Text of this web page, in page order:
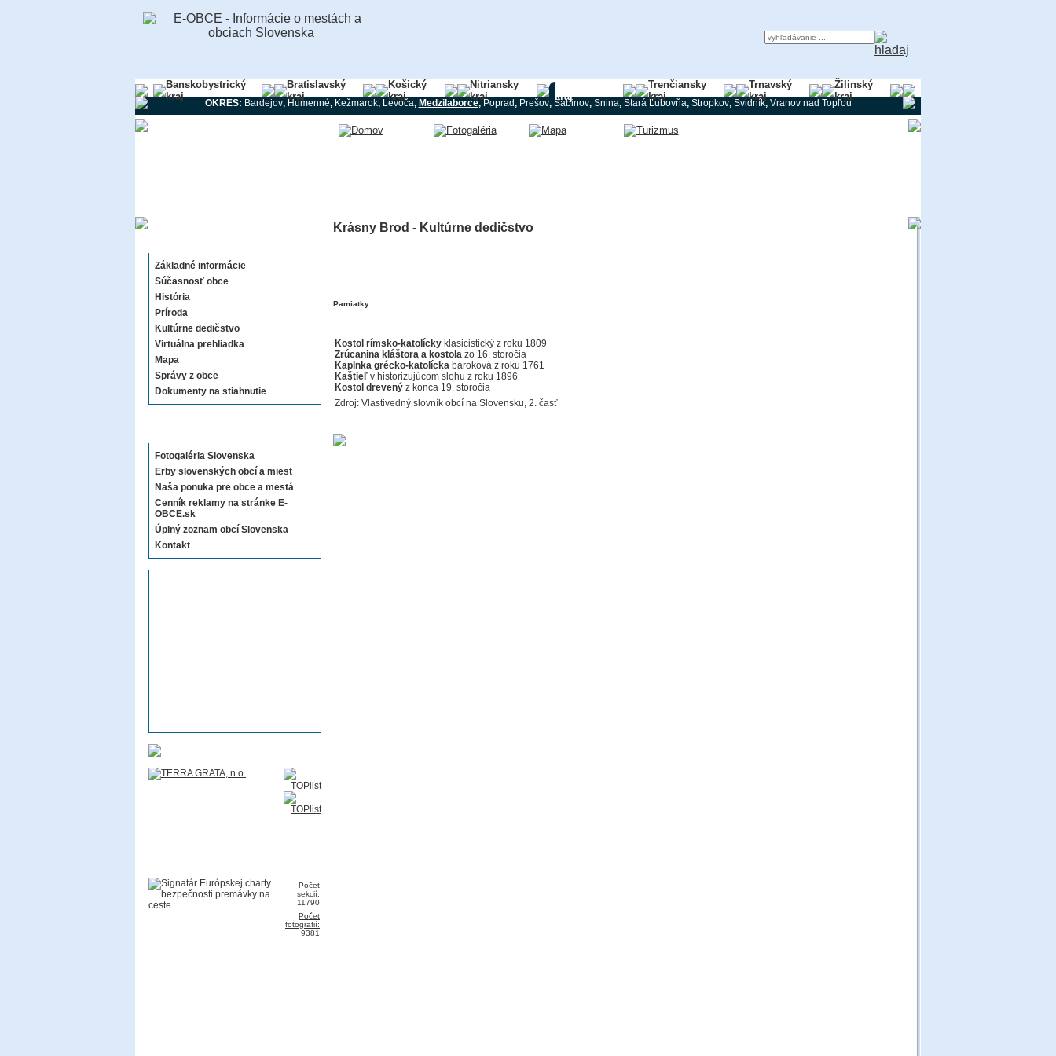
Banskobystrický
kraj
Bratislavský
kraj
Košický
kraj
Nitriansky
kraj
kraj
Trenčiansky
kraj
Trnavský
kraj
Žilinský
kraj
OKRES: Bardejov, Humenné, Kežmarok, Levoča, Medzilaborce,Poprad, Prešov, Sabinov, Snina, Stará Ľubovňa, Stropkov, Svidník, Vranov nad Topľou
Základné informácie
Súčasnosť obce
História
Príroda
Kultúrne dedičstvo
Virtuálna prehliadka
Mapa
Správy z obce
Dokumenty na stiahnutie
Fotogaléria Slovenska
Erby slovenských obcí a miest
Naša ponuka pre obce a mestá
Cenník reklamy na stránke E-
OBCE.sk
Úplný zoznam obcí Slovenska
Kontakt
Počet
sekcií:
11790
Počet
fotografií:
9381
Krásny Brod - Kultúrne dedičstvo
Pamiatky
Kostol rímsko-katolícky klasicistický z roku 1809
Zrúcanina kláštora a kostola zo 16. storočia
Kaplnka grécko-katolícka baroková z roku 1761
Kaštieľ v historizujúcom slohu z roku 1896
Kostol drevený z konca 19. storočia
Zdroj: Vlastivedný slovník obcí na Slovensku, 2. časť